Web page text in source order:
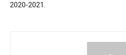
2020‐2021.